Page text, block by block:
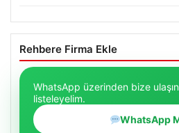
Rehbere Firma Ekle
WhatsApp üzerinden bize
listeleyelim.
WhatsApp